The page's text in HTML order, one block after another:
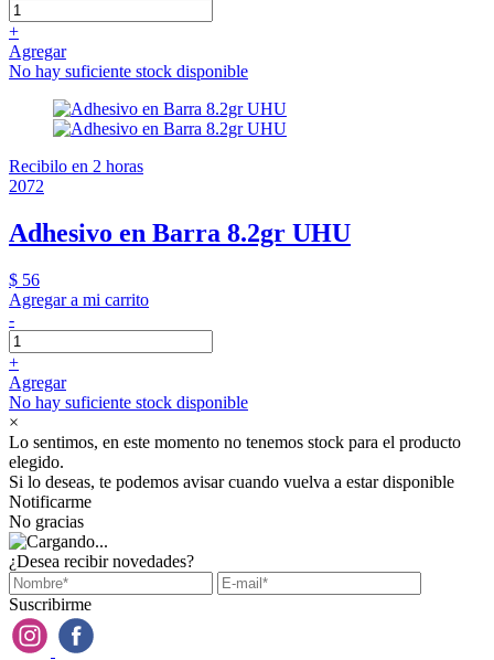
+
Agregar
No hay suficiente stock disponible
Recibilo en 2 horas
2072
Adhesivo en Barra 8.2gr UHU
$ 56
Agregar a mi carrito
-
+
Agregar
No hay suficiente stock disponible
×
Lo sentimos, en este momento no tenemos stock para el producto
elegido.
Si lo deseas, te podemos avisar cuando vuelva a estar disponible
Notificarme
No gracias
¿Desea recibir novedades?
Suscribirme